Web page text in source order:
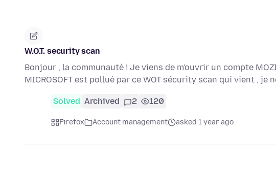
W.O.T. security scan
Bonjour , la communauté ! Je viens de m'ouvrir un compte
MICROSOFT est pollué par ce WOT sécurity scan qui vient , je
Solved Archived 2 120
Firefox Account management asked 1 year ago